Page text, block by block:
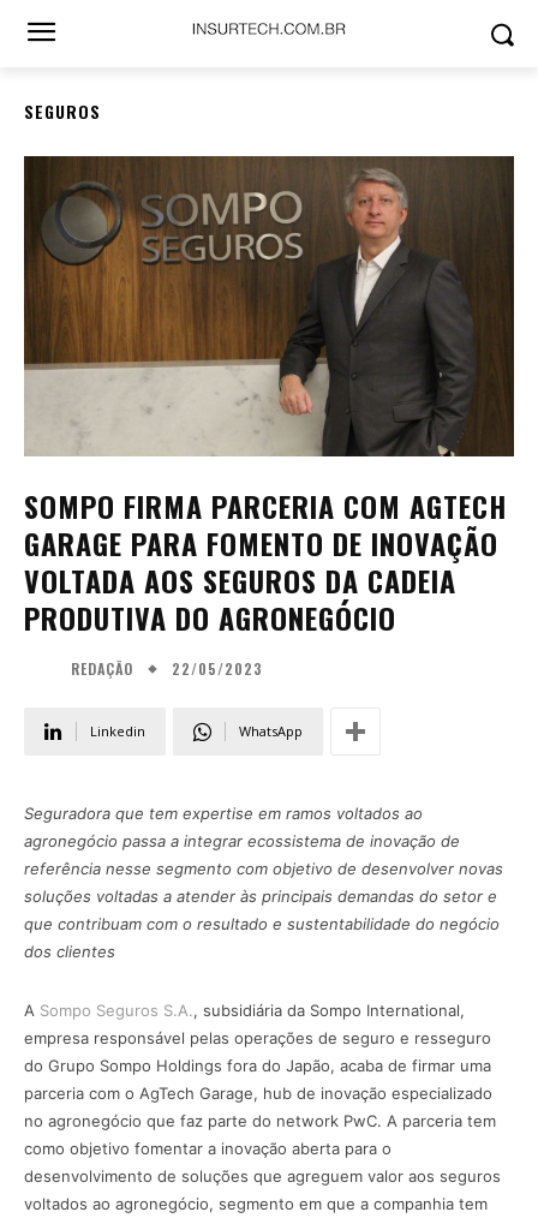
SEGUROS
SOMPO FIRMA PARCERIA COM AGTECH
GARAGE PARA FOMENTO DE INOVAÇÃO
VOLTADA AOS SEGUROS DA CADEIA
PRODUTIVA DO AGRONEGÓCIO
REDAÇÃO 22/05/2023
Linkedin WhatsApp
Seguradora que tem expertise em ramos voltados ao
agronegócio passa a integrar ecossistema de inovação de
referência nesse segmento com objetivo de desenvolver novas
soluções voltadas a atender às principais demandas do setor e
que contribuam com o resultado e sustentabilidade do negócio
dos clientes
A Sompo Seguros S.A., subsidiária da Sompo International,
empresa responsável pelas operações de seguro e resseguro
do Grupo Sompo Holdings fora do Japão, acaba de firmar uma
parceria com o AgTech Garage, hub de inovação especializado
no agronegócio que faz parte do network PwC. A parceria tem
como objetivo fomentar a inovação aberta para o
desenvolvimento de soluções que agreguem valor aos seguros
voltados ao agronegócio, segmento em que a companhia tem